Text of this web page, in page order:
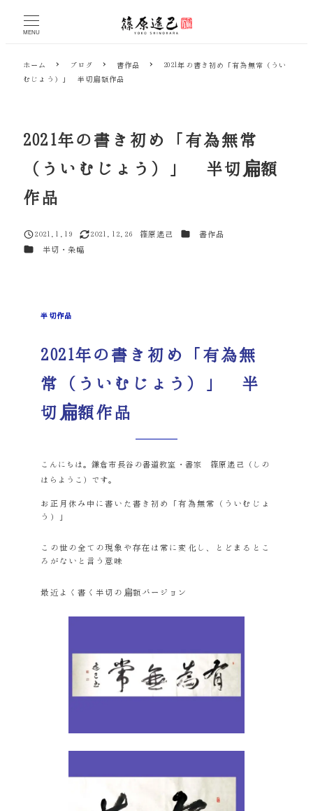
MENU
ホーム ブログ 書作品
2021年の書き初め「有為無常（うい
むじょう）」 半切扁額作品
2021年の書き初め「有為無常
（ういむじょう）」 半切扁額
作品
投稿日
2021.1.19
更新日
2021.12.26
篠原遙己 カテゴリー
書作品
カテゴリー半切・条幅
半切作品
2021年の書き初め「有為無
常（ういむじょう）」 半
切扁額作品
こんにちは。鎌倉市長谷の書道教室・書家 篠原遙己（しの
はらようこ）です。
お正月休み中に書いた書き初め「有為無常（ういむじょ
う）」
この世の全ての現象や存在は常に変化し、とどまるとこ
ろがないと言う意味
最近よく書く半切の扁額バージョン